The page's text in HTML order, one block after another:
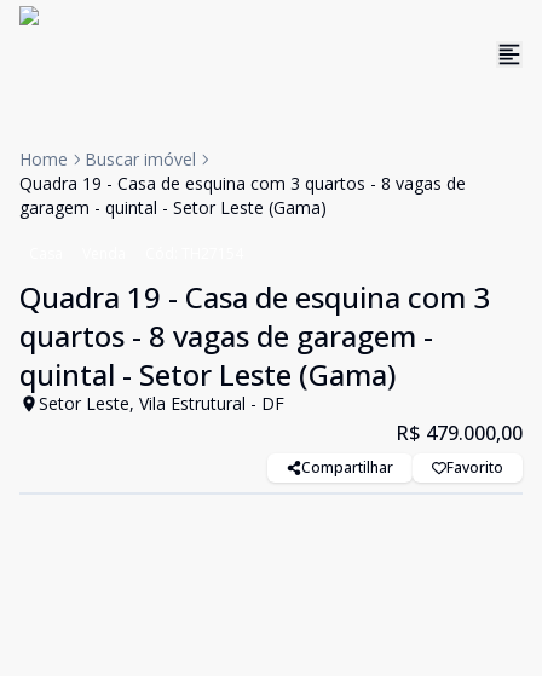
Home
Buscar imóvel
Quadra 19 - Casa de esquina com 3 quartos - 8 vagas de
garagem - quintal - Setor Leste (Gama)
Quadra 19 - Casa de esquina com 3
quartos - 8 vagas de garagem -
quintal - Setor Leste (Gama)
Setor Leste, Vila Estrutural - DF
R$ 479.000,00
Compartilhar Favorito